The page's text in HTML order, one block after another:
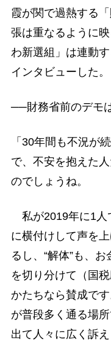
霞が関で過熱する
張は重なるように
わ新選組」は連動
インタビューした。
──財務省前のデモ
「30年間も不況が
で、不安を抱えた
のでしょうね。
私が2019年に1人
に横付けして声を
るし、“解体”も、
を切り分けて（国
かたちなら賛成で
が普段多く通る場
出て人々に広く訴え